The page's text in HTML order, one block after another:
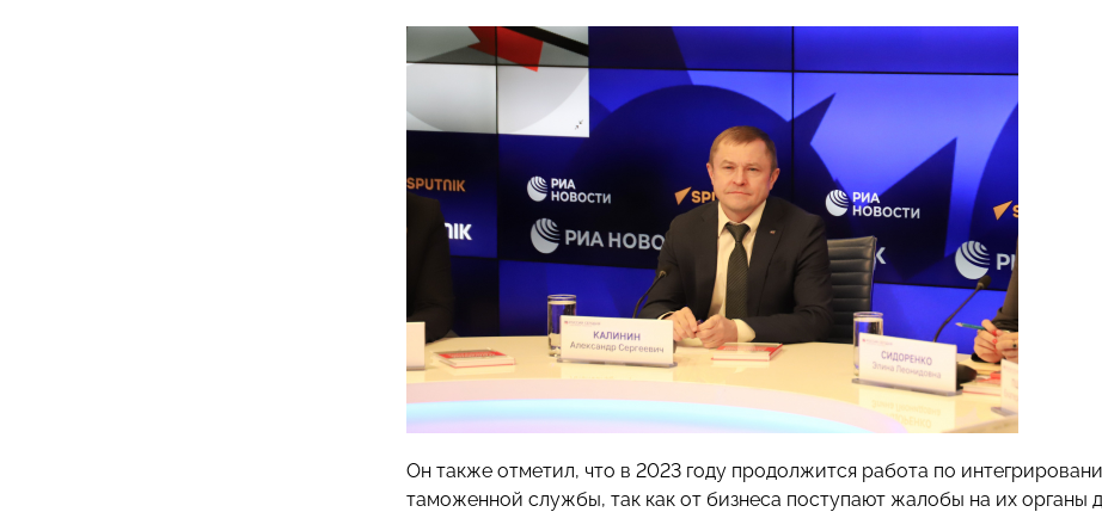
Он также отметил, что в 2023 году продолжится работа по
таможенной службы, так как от бизнеса поступают жалобы на их органы